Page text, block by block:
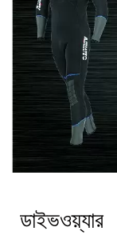
ডাইভওয়্যার